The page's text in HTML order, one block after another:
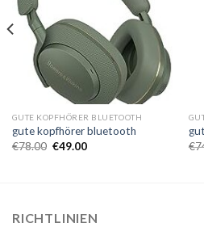
GUTE KOPFHÖRER BLUETOOTH
gute kopfhörer bluetooth
€78.00 €49.00
€
RICHTLINIEN